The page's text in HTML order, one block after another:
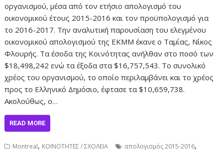
οργανισμού, μέσα από τον ετήσιο απολογισμό του
οικονομικού έτους 2015-2016 και τον προϋπολογισμό για
το 2016-2017. Την αναλυτική παρουσίαση του ελεγμένου
οικονομικού απολογισμού της ΕΚΜΜ έκανε ο Ταμίας, Νίκος
Φλουρής. Τα έσοδα της Κοινότητας ανήλθαν στο ποσό των
$18,498,242 ενώ τα έξοδα στα $16,757,543. Το συνολικό
χρέος του οργανισμού, το οποίο περιλαμβάνει και το χρέος
προς το Ελληνικό Δημόσιο, έφτασε τα $10,659,738.
Ακολούθως, ο…
READ MORE
Montreal, ΚΟΙΝΟΤΗΤΕΣ / ΣΧΟΛΕΙΑ απολογισμός 2015-2016,